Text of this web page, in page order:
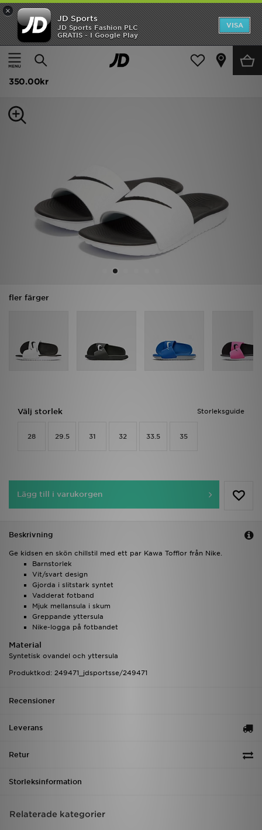
×
JD Sports
JD Sports Fashion PLC
GRATIS - I Google Play
VISA
Hem
Barn
Nike Kawa Tofflor Barn
350.00kr
fler färger
Storleksguide
Välj storlek
28 29.5 31 32 33.5 35
Lägg till i varukorgen
Beskrivning
Ge kidsen en skön chillstil med ett par Kawa Tofflor från Nike.
Barnstorlek
Vit/svart design
Gjorda i slitstark syntet
Vadderat fotband
Mjuk mellansula i skum
Greppande yttersula
Nike-logga på fotbandet
Material
Syntetisk ovandel och yttersula
Produktkod: 249471_jdsportsse/249471
Recensioner
Leverans
Retur
Storleksinformation
Relaterade kategorier
Hem
Rea
Dam
Bästsäljare
Mina meddelanden